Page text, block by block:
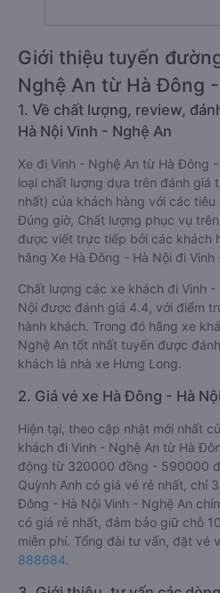
Giới thiệu tuyến
Nghệ An từ Hà Đông
1. Về chất lượng, review,
Hà Nội Vinh - Nghệ An
Xe đi Vinh - Nghệ An từ Hà Đông
loại chất lượng dựa trên đánh giá
nhất) của khách hàng với các tiêu
Đúng giờ, Chất lượng phục vụ trên
được viết trực tiếp bởi các khách
hãng Xe Hà Đông - Hà Nội đi Vinh
Chất lượng các xe khách đi Vinh
Nội được đánh giá 4.4, với điểm
hành khách. Trong đó hãng xe
Nghệ An tốt nhất tuyến được
khách là nhà xe Hưng Long.
2. Giá vé xe Hà Đông - Hà
Hiện tại, theo cập nhật mới nhất
khách đi Vinh - Nghệ An từ Hà
động từ 320000 đồng - 590000
Quỳnh Anh có giá vé rẻ nhất, chỉ
Đông - Hà Nội Vinh - Nghệ An
có giá rẻ nhất, đảm bảo giữ chỗ
miễn phí. Tổng đài tư vấn, đặt vé
888684.